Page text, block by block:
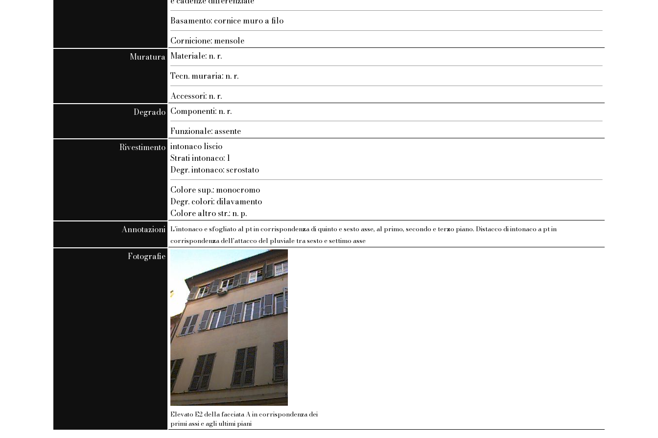
Basamento: cornice muro a filo
Cornicione: mensole
Muratura Materiale: n. r.
Tecn. muraria: n. r.
Accessori: n. r.
Degrado Componenti: n. r.
Funzionale: assente
Rivestimento intonaco liscio
Strati intonaco: 1
Degr. intonaco: scrostato
Colore sup.: monocromo
Degr. colori: dilavamento
Colore altro str.: n. p.
Annotazioni L'intonaco e sfogliato al pt in corrispondenza di quinto e sesto asse, al primo, secondo e terzo piano. Distacco di intonaco a pt in
corrispondenza dell'attacco del pluviale tra sesto e settimo asse
Fotografie
Elevato E2 della facciata A in corrispondenza dei
primi assi e agli ultimi piani